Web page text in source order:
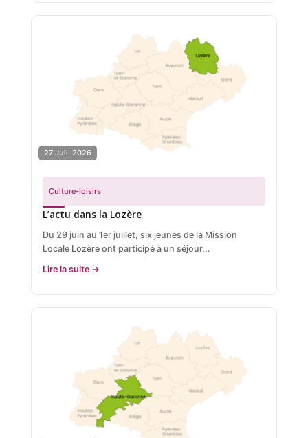
27 Juil. 2026
Culture-loisirs
L’actu dans la Lozère
Du 29 juin au 1er juillet, six jeunes de la Mission
Locale Lozère ont participé à un séjour...
Lire la suite →